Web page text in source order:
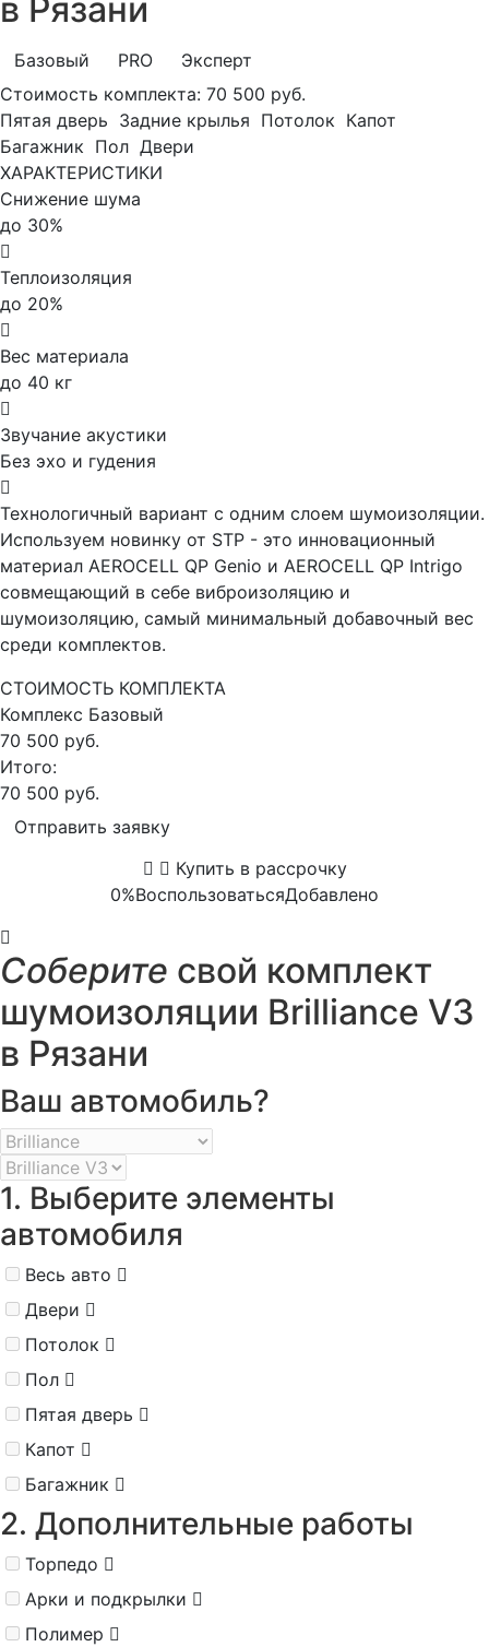
в Рязани
Базовый PRO
Эксперт
Стоимость комплекта: 70 500 руб.
Пятая дверь Задние крылья Потолок Капот
Багажник Пол Двери
ХАРАКТЕРИСТИКИ
Снижение шума
до 30%
Теплоизоляция
до 20%
Вес материала
до 40 кг
Звучание акустики
Без эхо и гудения
Технологичный вариант с одним слоем шумоизоляции.
Используем новинку от STP - это инновационный
материал AEROCELL QP Genio и AEROCELL QP Intrigo
совмещающий в себе виброизоляцию и
шумоизоляцию, самый минимальный добавочный вес
среди комплектов.
СТОИМОСТЬ КОМПЛЕКТА
Комплекс Базовый
70 500 руб.
Итого:
70 500 руб.
Отправить заявку
Купить в рассрочку
0%ВоспользоватьсяДобавлено
Соберите свой комплект
шумоизоляции Brilliance V3
в Рязани
Ваш автомобиль?
1. Выберите элементы
автомобиля
Весь авто
Двери
Потолок
Пол
Пятая дверь
Капот
Багажник
2. Дополнительные работы
Торпедо
Арки и подкрылки
Полимер